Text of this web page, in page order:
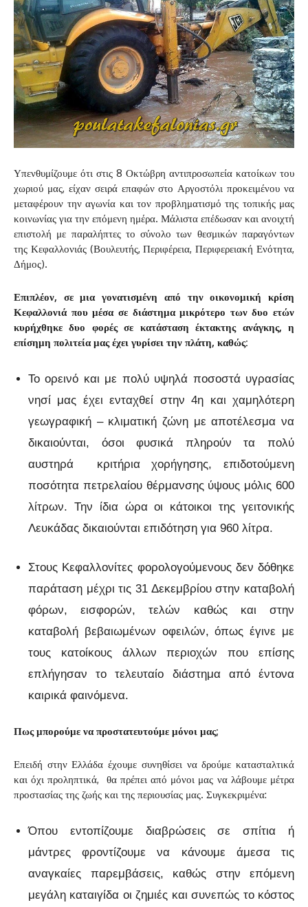
Υπενθυμίζουμε ότι στις 8 Οκτώβρη αντιπροσωπεία κατοίκων του
χωριού μας, είχαν σειρά επαφών στο Αργοστόλι προκειμένου να
μεταφέρουν την αγωνία και τον προβληματισμό της τοπικής μας
κοινωνίας για την επόμενη ημέρα. Μάλιστα επέδωσαν και ανοιχτή
επιστολή με παραλήπτες το σύνολο των θεσμικών παραγόντων
της Κεφαλλονιάς (Βουλευτής, Περιφέρεια, Περιφερειακή Ενότητα,
Δήμος).
Επιπλέον, σε μια γονατισμένη από την οικονομική κρίση
Κεφαλλονιά που μέσα σε διάστημα μικρότερο των δυο ετών
κυρήχθηκε δυο φορές σε κατάσταση έκτακτης ανάγκης, η
επίσημη πολιτεία μας έχει γυρίσει την πλάτη, καθώς:
Το ορεινό και με πολύ υψηλά ποσοστά υγρασίας
νησί μας έχει ενταχθεί στην 4η και χαμηλότερη
γεωγραφική – κλιματική ζώνη με αποτέλεσμα να
δικαιούνται, όσοι φυσικά πληρούν τα πολύ
αυστηρά κριτήρια χορήγησης, επιδοτούμενη
ποσότητα πετρελαίου θέρμανσης ύψους μόλις 600
λίτρων. Την ίδια ώρα οι κάτοικοι της γειτονικής
Λευκάδας δικαιούνται επιδότηση για 960 λίτρα.
Στους Κεφαλλονίτες φορολογούμενους δεν δόθηκε
παράταση μέχρι τις 31 Δεκεμβρίου στην καταβολή
φόρων, εισφορών, τελών καθώς και στην
καταβολή βεβαιωμένων οφειλών, όπως έγινε με
τους κατοίκους άλλων περιοχών που επίσης
επλήγησαν το τελευταίο διάστημα από έντονα
καιρικά φαινόμενα.
Πως μπορούμε να προστατευτούμε μόνοι μας;
Επειδή στην Ελλάδα έχουμε συνηθίσει να δρούμε κατασταλτικά
και όχι προληπτικά, θα πρέπει από μόνοι μας να λάβουμε μέτρα
προστασίας της ζωής και της περιουσίας μας. Συγκεκριμένα:
Όπου εντοπίζουμε διαβρώσεις σε σπίτια ή
μάντρες φροντίζουμε να κάνουμε άμεσα τις
αναγκαίες παρεμβάσεις, καθώς στην επόμενη
μεγάλη καταιγίδα οι ζημιές και συνεπώς το κόστος